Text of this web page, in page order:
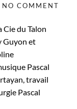
NO COMMENT
Cie du Talon
Guyon et
Pascal
travail
Pascal